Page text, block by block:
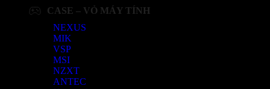
CASE – VỎ MÁY TÍNH
NEXUS
MIK
VSP
MSI
NZXT
ANTEC